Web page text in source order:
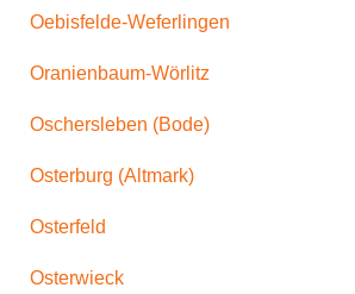
Oebisfelde-Weferlingen
Oranienbaum-Wörlitz
Oschersleben (Bode)
Osterburg (Altmark)
Osterfeld
Osterwieck